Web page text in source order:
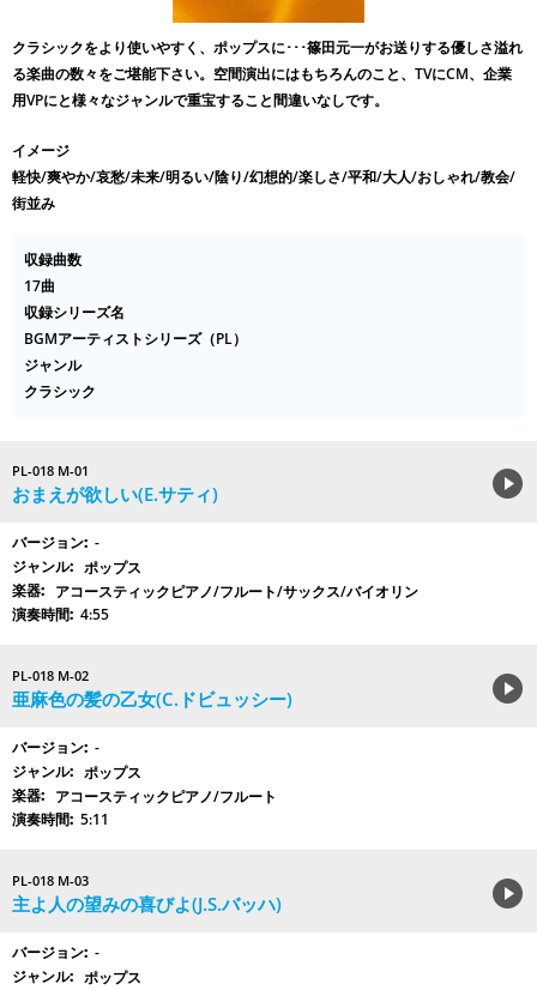
クラシックをより使いやすく、ポップスに･･･篠田元一がお送りする優しさ溢れ
る楽曲の数々をご堪能下さい。空間演出にはもちろんのこと、TVにCM、企業
用VPにと様々なジャンルで重宝すること間違いなしです。
イメージ
軽快/爽やか/哀愁/未来/明るい/陰り/幻想的/楽しさ/平和/大人/おしゃれ/教会/
街並み
収録曲数
17曲
収録シリーズ名
BGMアーティストシリーズ（PL）
ジャンル
クラシック
PL-018 M-01
おまえが欲しい(E.サティ)
-
ポップス
アコースティックピアノ/フルート/サックス/バイオリン
4:55
PL-018 M-02
亜麻色の髪の乙女(C.ドビュッシー)
-
ポップス
アコースティックピアノ/フルート
5:11
PL-018 M-03
主よ人の望みの喜びよ(J.S.バッハ)
-
ポップス